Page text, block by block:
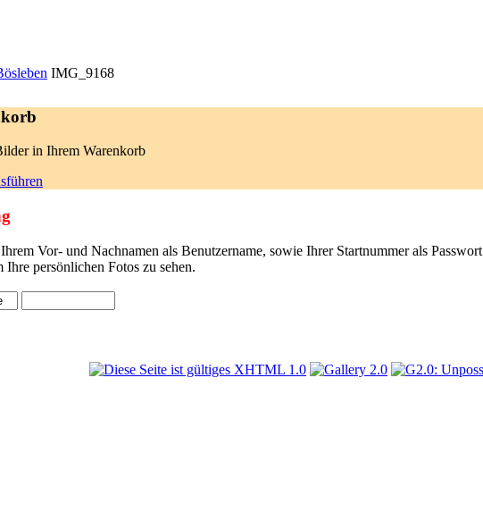
IMG_9168
in Ihrem Warenkorb
Vor- und Nachnamen als Benutzername, sowie Ihrer Startnummer als Passwort
Ihre persönlichen Fotos zu sehen.